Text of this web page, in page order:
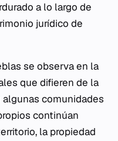
a lo largo de
jurídico de
se observa en la
que difieren de la
comunidades
continúan
la propiedad